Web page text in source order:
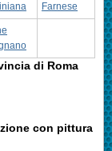
Farnese
di Roma
con pittura